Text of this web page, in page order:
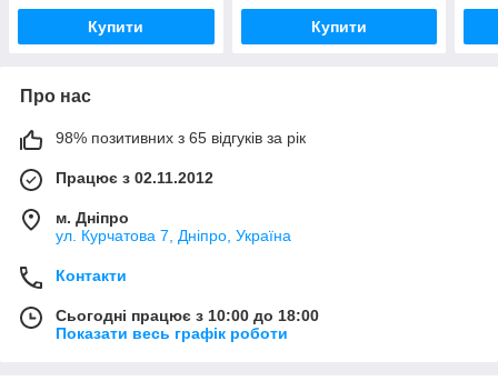
Купити Купити
Про нас
98% позитивних з 65 відгуків за рік
Працює з 02.11.2012
м. Дніпро
ул. Курчатова 7, Дніпро, Україна
Контакти
Сьогодні працює з 10:00 до 18:00
Показати весь графік роботи